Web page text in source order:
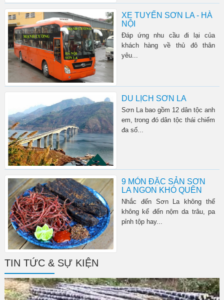
XE TUYẾN SƠN LA - HÀ
NỘI
Đáp ứng nhu cầu đi lại của
khách hàng về thủ đô thân
yêu...
DU LỊCH SƠN LA
Sơn La bao gồm 12 dân tộc anh
em, trong đó dân tộc thái chiếm
đa số...
9 MÓN ĐẶC SẢN SƠN
LA NGON KHÓ QUÊN
Nhắc đến Sơn La không thể
không kể đến nộm da trâu, pa
pỉnh tộp hay...
TIN TỨC & SỰ KIỆN